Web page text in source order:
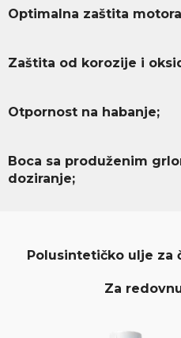
Optimalna zaštita
Zaštita od korozije i
Otpornost na habanje;
Boca sa produženim
doziranje;
Polusintetičko ulje
Za